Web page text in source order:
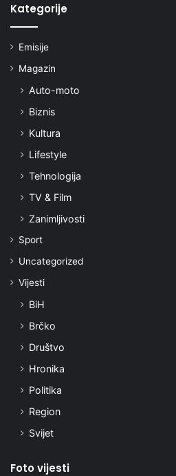
Kategorije
Emisije
Magazin
Auto-moto
Biznis
Kultura
Lifestyle
Tehnologija
TV & Film
Zanimljivosti
Sport
Uncategorized
Vijesti
BiH
Brčko
Društvo
Hronika
Politika
Region
Svijet
Foto vijesti